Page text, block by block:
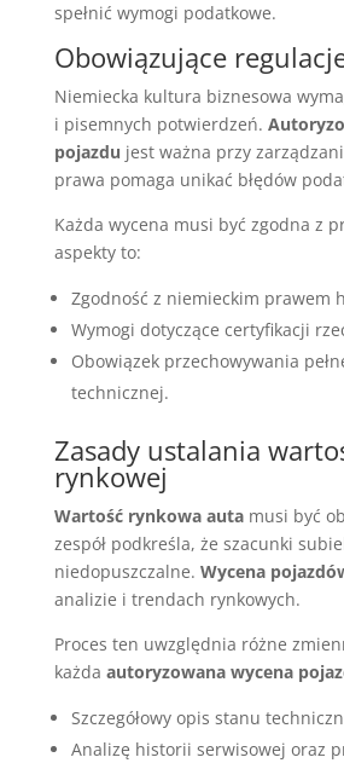
spełnić wymogi podatkowe.
Obowiązujące
Niemiecka kultura biznesowa
i pisemnych potwierdzeń.
pojazdu jest ważna przy
prawa pomaga unikać błędów
Każda wycena musi być zgodna z
aspekty to:
Zgodność z niemieckim prawem
Wymogi dotyczące certyfikacji
Obowiązek przechowywania
technicznej.
Zasady ustalania
rynkowej
Wartość rynkowa autamusi być
zespół podkreśla, że szacunki
niedopuszczalne. Wycena
analizie i trendach rynkowych.
Proces ten uwzględnia różne
każda autoryzowana wycena
Szczegółowy opis stanu
Analizę historii serwisowej oraz